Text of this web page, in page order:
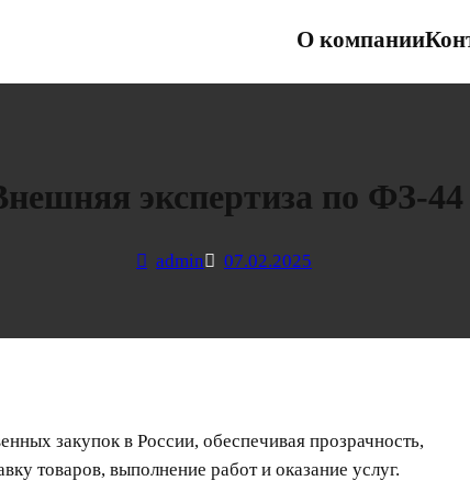
О компании
экспертиза по ФЗ-44
admin 07.02.2025
закупок в России, обеспечивая прозрачность,
товаров, выполнение работ и оказание услуг.